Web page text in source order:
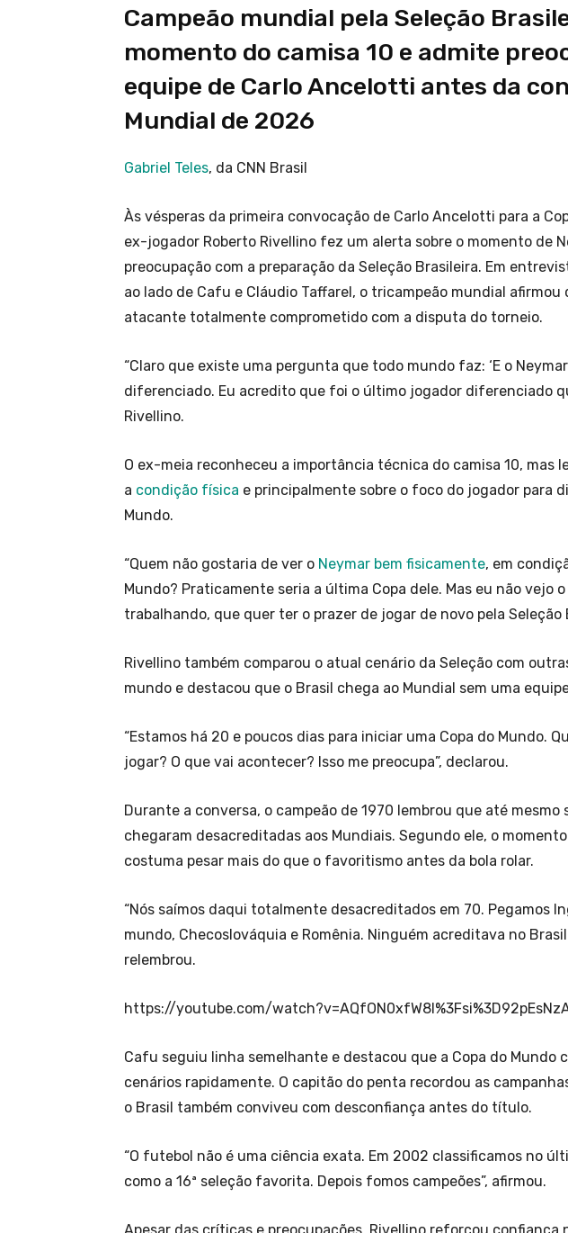
Campeão mundial pela Seleção
momento do camisa 10 e admite
equipe de Carlo Ancelotti antes da
Mundial de 2026
Gabriel Teles, da CNN Brasil
Às vésperas da primeira convocação de Carlo Ancelotti para a
ex-jogador Roberto Rivellino fez um alerta sobre o momento de
preocupação com a preparação da Seleção Brasileira. Em
ao lado de Cafu e Cláudio Taffarel, o tricampeão mundial afirmou
atacante totalmente comprometido com a disputa do torneio.
“Claro que existe uma pergunta que todo mundo faz: ‘E o
diferenciado. Eu acredito que foi o último jogador diferenciado
Rivellino.
O ex-meia reconheceu a importância técnica do camisa 10, mas
a condição física e principalmente sobre o foco do jogador para
Mundo.
“Quem não gostaria de ver o Neymar bem fisicamente, em
Mundo? Praticamente seria a última Copa dele. Mas eu não vejo
trabalhando, que quer ter o prazer de jogar de novo pela Seleção
Rivellino também comparou o atual cenário da Seleção com
mundo e destacou que o Brasil chega ao Mundial sem uma
“Estamos há 20 e poucos dias para iniciar uma Copa do Mundo.
jogar? O que vai acontecer? Isso me preocupa”, declarou.
Durante a conversa, o campeão de 1970 lembrou que até mesmo
chegaram desacreditadas aos Mundiais. Segundo ele, o
costuma pesar mais do que o favoritismo antes da bola rolar.
“Nós saímos daqui totalmente desacreditados em 70. Pegamos
mundo, Checoslováquia e Romênia. Ninguém acreditava no
relembrou.
https://youtube.com/
Cafu seguiu linha semelhante e destacou que a Copa do Mundo
cenários rapidamente. O capitão do penta recordou as
o Brasil também conviveu com desconfiança antes do título.
“O futebol não é uma ciência exata. Em 2002 classificamos no
como a 16ª seleção favorita. Depois fomos campeões”, afirmou.